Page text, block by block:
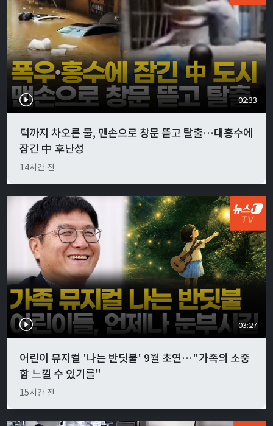
02:33
턱까지 차오른 물, 맨손으로 창문 뜯고 탈출…대홍수에
잠긴 中 후난성
14시간 전
03:27
어린이 뮤지컬 '나는 반딧불' 9월 초연…"가족의 소중
함 느낄 수 있기를"
15시간 전